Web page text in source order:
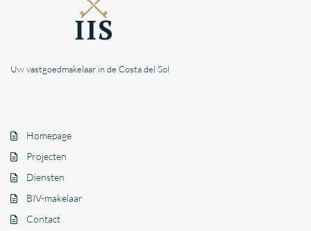
Uw vastgoedmakelaar in de Costa del Sol
Homepage
Projecten
Diensten
BIV-makelaar
Contact